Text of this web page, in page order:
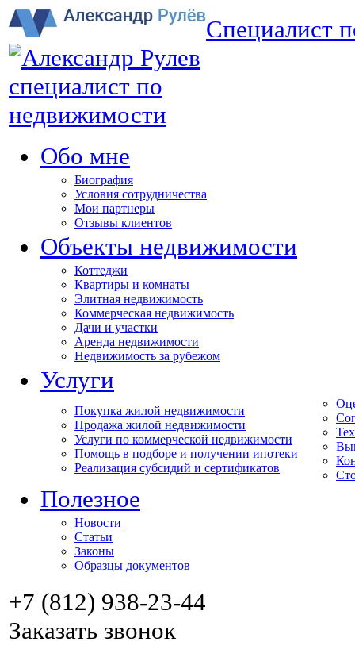
Специалист
Обо мне
Биография
Условия сотрудничества
Мои партнеры
Отзывы клиентов
Объекты недвижимости
Коттеджи
Квартиры и комнаты
Элитная недвижимость
Коммерческая недвижимость
Дачи и участки
Аренда недвижимости
Недвижимость за рубежом
Услуги
Покупка жилой недвижимости
Продажа жилой недвижимости
Услуги по коммерческой недвижимости
Помощь в подборе и получении ипотеки
Реализация субсидий и сертификатов
Полезное
Новости
Статьи
Законы
Образцы документов
+7 (812) 938-23-44
Заказать звонок